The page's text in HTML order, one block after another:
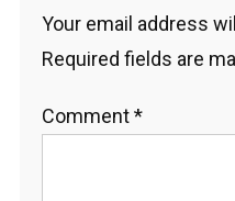
Your email address
Required fields are
Comment*